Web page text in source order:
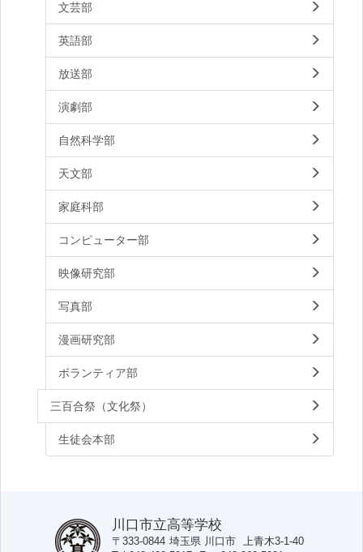
文芸部
英語部
放送部
演劇部
自然科学部
天文部
家庭科部
コンピューター部
映像研究部
写真部
漫画研究部
ボランティア部
三百合祭（文化祭）
生徒会本部
川口市立高等学校
〒333-0844 埼玉県 川口市 上青木3-1-40